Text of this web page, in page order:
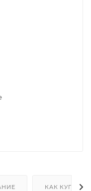
КАК КУПИТЬ